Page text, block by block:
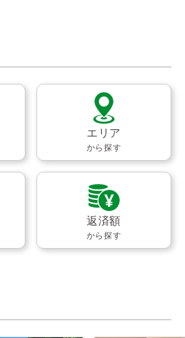
エリア
から探す
返済額
から探す